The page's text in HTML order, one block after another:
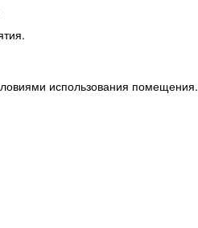
использования помещения.